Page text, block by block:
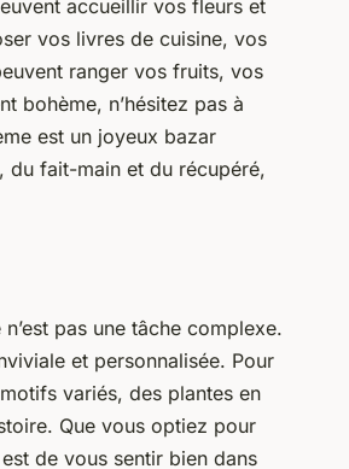
accueillir vos fleurs et
vos livres de cuisine, vos
ranger vos fruits, vos
bohème, n’hésitez pas à
est un joyeux bazar
du fait-main et du récupéré,
pas une tâche complexe.
et personnalisée. Pour
variés, des plantes en
Que vous optiez pour
de vous sentir bien dans